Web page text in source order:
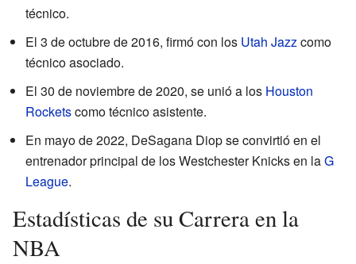
técnico.
El 3 de octubre de 2016, firmó con los Utah Jazzcomo
técnico asociado.
El 30 de noviembre de 2020, se unió a los Houston
Rocketscomo técnico asistente.
En mayo de 2022, DeSagana Diop se convirtió en el
entrenador principal de los Westchester Knicks en laG
League.
Estadísticas de su Carrera en la
NBA